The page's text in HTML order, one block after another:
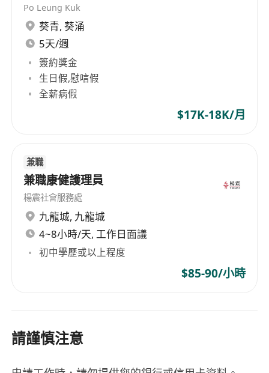
Po Leung Kuk
葵青, 葵涌
5天/週
簽約獎金
生日假,慰唁假
全薪病假
$17K-18K/月
兼職
兼職康健護理員
楊震社會服務處
九龍城, 九龍城
4~8小時/天, 工作日面議
初中學歷或以上程度
$85-90/小時
請謹慎注意